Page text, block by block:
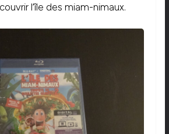
l’île des miam-nimaux.